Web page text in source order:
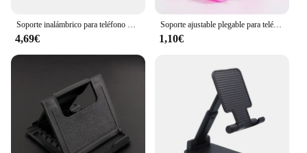
Soporte inalámbrico para teléfono móvil, palo de Selfie, trípode con rotación de 360 grados, soporte para iPhone, Xiaomi, Samsung, soporte para Video en vivo
4,69€
Soporte ajustable plegable para teléfono, soporte de escritorio para Xiaomi, Iphone 12, 13 Pro Max, soporte para tableta
1,10€